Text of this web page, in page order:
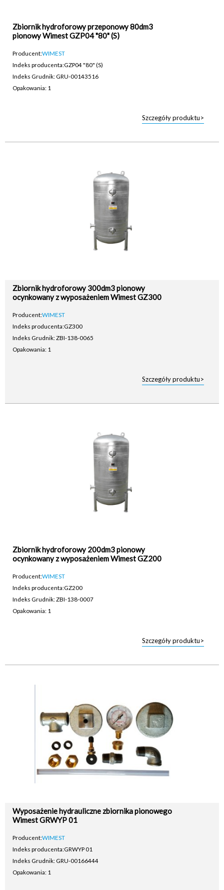
Zbiornik hydroforowy przeponowy 80dm3
pionowy Wimest GZP04 "80" (S)
Producent:WIMEST
Indeks producenta:GZP04 "80" (S)
Indeks Grudnik: GRU-00143516
Opakowania: 1
Szczegóły produktu>
Zbiornik hydroforowy 300dm3 pionowy
ocynkowany z wyposażeniem Wimest GZ300
Producent:WIMEST
Indeks producenta:GZ300
Indeks Grudnik: ZBI-138-0065
Opakowania: 1
Szczegóły produktu>
Zbiornik hydroforowy 200dm3 pionowy
ocynkowany z wyposażeniem Wimest GZ200
Producent:WIMEST
Indeks producenta:GZ200
Indeks Grudnik: ZBI-138-0007
Opakowania: 1
Szczegóły produktu>
Wyposażenie hydrauliczne zbiornika pionowego
Wimest GRWYP 01
Producent:WIMEST
Indeks producenta:GRWYP 01
Indeks Grudnik: GRU-00166444
Opakowania: 1